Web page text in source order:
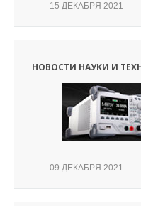
15 ДЕКАБРЯ 2021
НОВОСТИ НАУКИ И
09 ДЕКАБРЯ 2021